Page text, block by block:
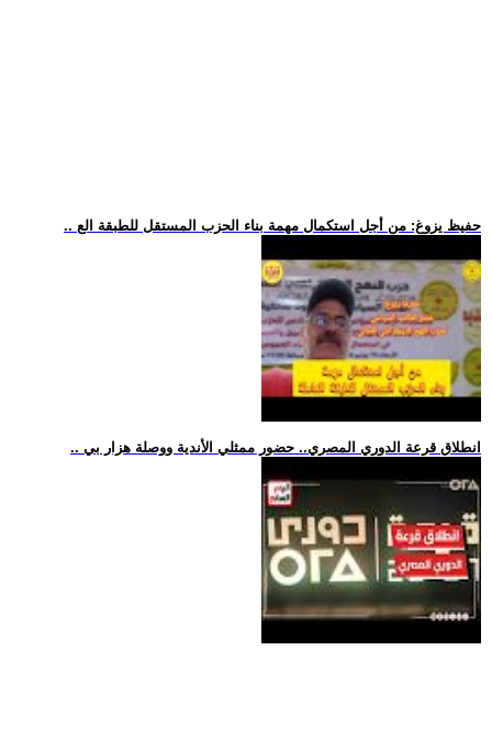
.. حفيظ يزوغ: من أجل استكمال مهمة بناء الحزب المستقل للطبقة الع
.. انطلاق قرعة الدوري المصري.. حضور ممثلي الأندية ووصلة هزار بي